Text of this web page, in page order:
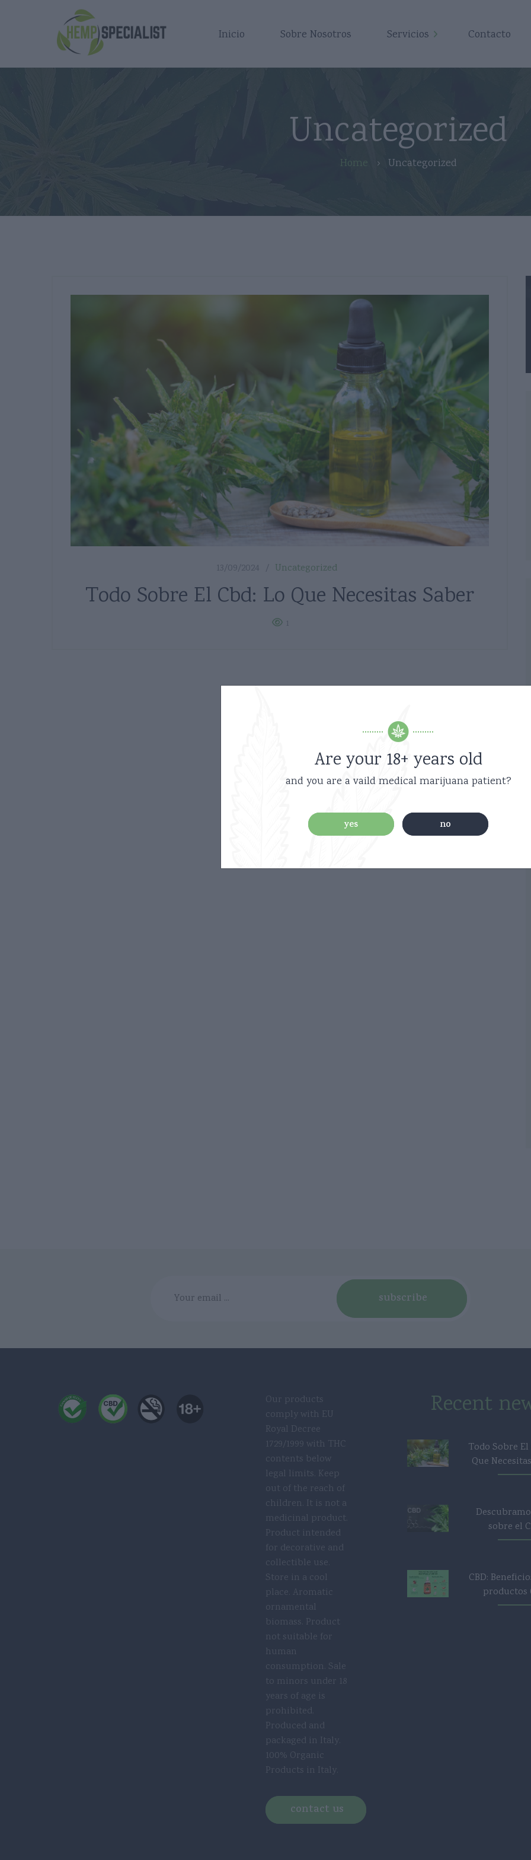
Inicio Sobre Nosotros
Servicios
Almacenamiento en
Contacto
Uncategorized
Home Uncategorized
13/09/2024 Uncategorized
Todo Sobre El Cbd: Lo Que Necesitas Saber
1
subscribe
Our products
comply with EU
Royal Decree
1729/1999 with THC
contents below
legal limits. Keep
out of the reach of
children. It is not a
medicinal product.
Product intended
for decorative and
collectible use.
Store in a cool
place. Aromatic
ornamental
biomass. Product
not suitable for
human
consumption. Sale
to minors under 18
years of age is
prohibited.
Produced and
packaged in Italy.
100% Organic
Products in Italy.
contact us
Recent
Todo Sobre El
Que
sobre el
CBD:
productos
Are your 18+ years old
and you are a vaild medical marijuana patient?
yes no